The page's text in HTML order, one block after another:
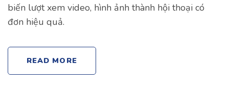
biến lượt xem video, hình ảnh thành hội thoại có
đơn hiệu quả.
READ MORE